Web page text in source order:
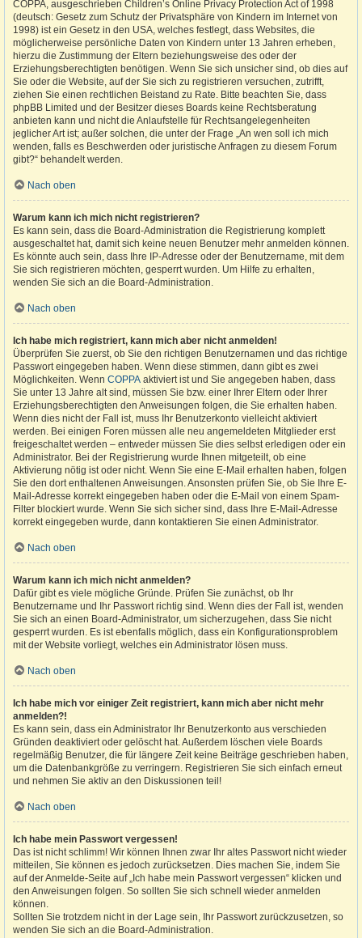
COPPA, ausgeschrieben Children’s Online Privacy Protection Act of 1998
(deutsch: Gesetz zum Schutz der Privatsphäre von Kindern im Internet von
1998) ist ein Gesetz in den USA, welches festlegt, dass Websites, die
möglicherweise persönliche Daten von Kindern unter 13 Jahren erheben,
hierzu die Zustimmung der Eltern beziehungsweise des oder der
Erziehungsberechtigten benötigen. Wenn Sie sich unsicher sind, ob dies auf
Sie oder die Website, auf der Sie sich zu registrieren versuchen, zutrifft,
ziehen Sie einen rechtlichen Beistand zu Rate. Bitte beachten Sie, dass
phpBB Limited und der Besitzer dieses Boards keine Rechtsberatung
anbieten kann und nicht die Anlaufstelle für Rechtsangelegenheiten
jeglicher Art ist; außer solchen, die unter der Frage „An wen soll ich mich
wenden, falls es Beschwerden oder juristische Anfragen zu diesem Forum
gibt?“ behandelt werden.
Nach oben
Warum kann ich mich nicht registrieren?
Es kann sein, dass die Board-Administration die Registrierung komplett
ausgeschaltet hat, damit sich keine neuen Benutzer mehr anmelden können.
Es könnte auch sein, dass Ihre IP-Adresse oder der Benutzername, mit dem
Sie sich registrieren möchten, gesperrt wurden. Um Hilfe zu erhalten,
wenden Sie sich an die Board-Administration.
Nach oben
Ich habe mich registriert, kann mich aber nicht anmelden!
Überprüfen Sie zuerst, ob Sie den richtigen Benutzernamen und das richtige
Passwort eingegeben haben. Wenn diese stimmen, dann gibt es zwei
Möglichkeiten. Wenn COPPA aktiviert ist und Sie angegeben haben, dass
Sie unter 13 Jahre alt sind, müssen Sie bzw. einer Ihrer Eltern oder Ihrer
Erziehungsberechtigten den Anweisungen folgen, die Sie erhalten haben.
Wenn dies nicht der Fall ist, muss Ihr Benutzerkonto vielleicht aktiviert
werden. Bei einigen Foren müssen alle neu angemeldeten Mitglieder erst
freigeschaltet werden – entweder müssen Sie dies selbst erledigen oder ein
Administrator. Bei der Registrierung wurde Ihnen mitgeteilt, ob eine
Aktivierung nötig ist oder nicht. Wenn Sie eine E-Mail erhalten haben, folgen
Sie den dort enthaltenen Anweisungen. Ansonsten prüfen Sie, ob Sie Ihre E-
Mail-Adresse korrekt eingegeben haben oder die E-Mail von einem Spam-
Filter blockiert wurde. Wenn Sie sich sicher sind, dass Ihre E-Mail-Adresse
korrekt eingegeben wurde, dann kontaktieren Sie einen Administrator.
Nach oben
Warum kann ich mich nicht anmelden?
Dafür gibt es viele mögliche Gründe. Prüfen Sie zunächst, ob Ihr
Benutzername und Ihr Passwort richtig sind. Wenn dies der Fall ist, wenden
Sie sich an einen Board-Administrator, um sicherzugehen, dass Sie nicht
gesperrt wurden. Es ist ebenfalls möglich, dass ein Konfigurationsproblem
mit der Website vorliegt, welches ein Administrator lösen muss.
Nach oben
Ich habe mich vor einiger Zeit registriert, kann mich aber nicht mehr
anmelden?!
Es kann sein, dass ein Administrator Ihr Benutzerkonto aus verschieden
Gründen deaktiviert oder gelöscht hat. Außerdem löschen viele Boards
regelmäßig Benutzer, die für längere Zeit keine Beiträge geschrieben haben,
um die Datenbankgröße zu verringern. Registrieren Sie sich einfach erneut
und nehmen Sie aktiv an den Diskussionen teil!
Nach oben
Ich habe mein Passwort vergessen!
Das ist nicht schlimm! Wir können Ihnen zwar Ihr altes Passwort nicht wieder
mitteilen, Sie können es jedoch zurücksetzen. Dies machen Sie, indem Sie
auf der Anmelde-Seite auf „Ich habe mein Passwort vergessen“ klicken und
den Anweisungen folgen. So sollten Sie sich schnell wieder anmelden
können.
Sollten Sie trotzdem nicht in der Lage sein, Ihr Passwort zurückzusetzen, so
wenden Sie sich an die Board-Administration.